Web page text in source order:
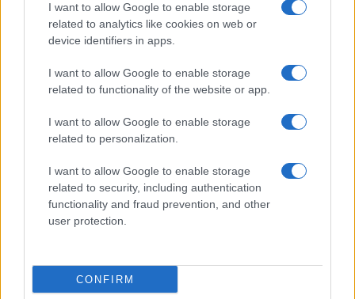
I want to allow Google to enable storage
related to analytics like cookies on web or
device identifiers in apps.
I want to allow Google to enable storage
related to functionality of the website or app.
I want to allow Google to enable storage
related to personalization.
I want to allow Google to enable storage
related to security, including authentication
functionality and fraud prevention, and other
user protection.
CONFIRM
controvertida guerra de Vietnam. En la
actualidad, elPalacio de la Independencia
Reunificación, es un hito histórico que parece
casi congelado en el tiempo. De hecho, dos de los
tanques que participaron en la toma del poder
original aún permanecen en el recinto y en el
tejado del edificio se encuentra una réplica de un
helicóptero. Además, las habitaciones se han
conservado en su estilo de finales de los 60 y los
70. También hay muchas cosas interesantes en
del búnker que cuenta con un laberinto de